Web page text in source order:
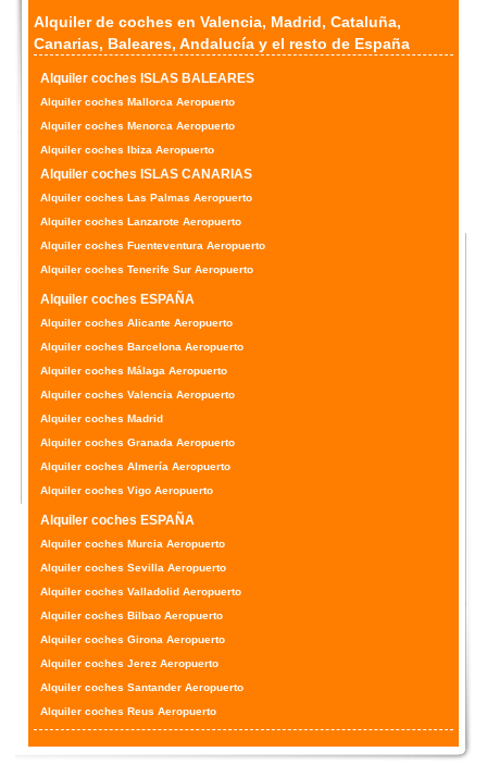
Alquiler de coches en Valencia, Madrid, Cataluña,
Canarias, Baleares, Andalucía y el resto de España
Alquiler coches ISLAS BALEARES
Alquiler coches Mallorca Aeropuerto
Alquiler coches Menorca Aeropuerto
Alquiler coches Ibiza Aeropuerto
Alquiler coches ISLAS CANARIAS
Alquiler coches Las Palmas Aeropuerto
Alquiler coches Lanzarote Aeropuerto
Alquiler coches Fuenteventura Aeropuerto
Alquiler coches Tenerife Sur Aeropuerto
Alquiler coches ESPAÑA
Alquiler coches Alicante Aeropuerto
Alquiler coches Barcelona Aeropuerto
Alquiler coches Málaga Aeropuerto
Alquiler coches Valencia Aeropuerto
Alquiler coches Madrid
Alquiler coches Granada Aeropuerto
Alquiler coches Almería Aeropuerto
Alquiler coches Vigo Aeropuerto
Alquiler coches ESPAÑA
Alquiler coches Murcia Aeropuerto
Alquiler coches Sevilla Aeropuerto
Alquiler coches Valladolid Aeropuerto
Alquiler coches Bilbao Aeropuerto
Alquiler coches Girona Aeropuerto
Alquiler coches Jerez Aeropuerto
Alquiler coches Santander Aeropuerto
Alquiler coches Reus Aeropuerto